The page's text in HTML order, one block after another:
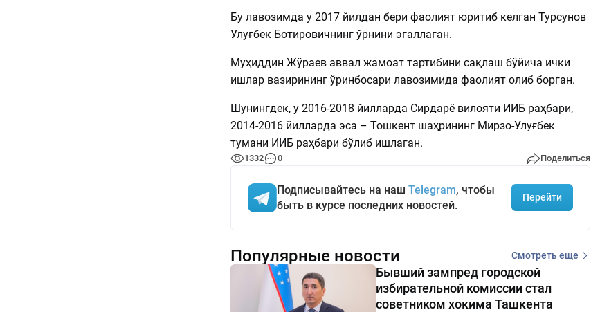
Бу лавозимда у 2017 йилдан бери фаолият юритиб келган Турсунов
Улуғбек Ботировичнинг ўрнини эгаллаган.
Муҳиддин Жўраев аввал жамоат тартибини сақлаш бўйича ички
ишлар вазирининг ўринбосари лавозимида фаолият олиб борган.
Шунингдек, у 2016-2018 йилларда Сирдарё вилояти ИИБ раҳбари,
2014-2016 йилларда эса – Тошкент шаҳрининг Мирзо-Улуғбек
тумани ИИБ раҳбари бўлиб ишлаган.
1332 0 Поделиться
Подписывайтесь на наш Telegram, чтобы
быть в курсе последних новостей.
Перейти
Популярные новости Смотреть еще
Бывший зампред городской
избирательной комиссии стал
советником хокима Ташкента